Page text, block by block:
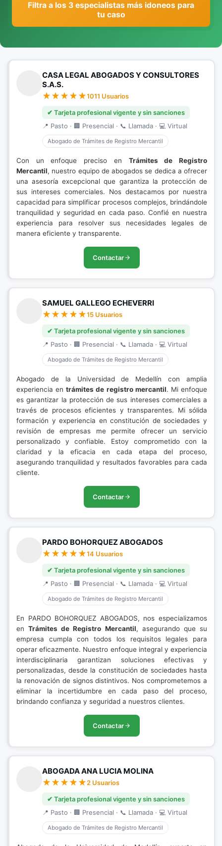
Filtra a los 3 especialistas más idoneos para
tu caso
CASA LEGAL ABOGADOS Y CONSULTORES
S.A.S.
1011 Usuarios
✔ Tarjeta profesional vigente y sin sanciones
📍 Pasto · 🏢 Presencial · 📞 Llamada · 💻 Virtual
Abogado de Trámites de Registro Mercantil
Con un enfoque preciso en Trámites de Registro
Mercantil, nuestro equipo de abogados se dedica a ofrecer
una asesoría excepcional que garantiza la protección de
sus intereses comerciales. Nos destacamos por nuestra
capacidad para simplificar procesos complejos, brindándole
tranquilidad y seguridad en cada paso. Confié en nuestra
experiencia para resolver sus necesidades legales de
manera eficiente y transparente.
Contactar
SAMUEL GALLEGO ECHEVERRI
15 Usuarios
✔ Tarjeta profesional vigente y sin sanciones
📍 Pasto · 🏢 Presencial · 📞 Llamada · 💻 Virtual
Abogado de Trámites de Registro Mercantil
Abogado de la Universidad de Medellín con amplia
experiencia entrámites de registro mercantil. Mi enfoque
es garantizar la protección de sus intereses comerciales a
través de procesos eficientes y transparentes. Mi sólida
formación y experiencia en constitución de sociedades y
revisión de empresas me permite ofrecer un servicio
personalizado y confiable. Estoy comprometido con la
claridad y la eficacia en cada etapa del proceso,
asegurando tranquilidad y resultados favorables para cada
cliente.
Contactar
PARDO BOHORQUEZ ABOGADOS
14 Usuarios
✔ Tarjeta profesional vigente y sin sanciones
📍 Pasto · 🏢 Presencial · 📞 Llamada · 💻 Virtual
Abogado de Trámites de Registro Mercantil
En PARDO BOHORQUEZ ABOGADOS, nos especializamos
enTrámites de Registro Mercantil, asegurando que su
empresa cumpla con todos los requisitos legales para
operar eficazmente. Nuestro enfoque integral y experiencia
interdisciplinaria garantizan soluciones efectivas y
personalizadas, desde la constitución de sociedades hasta
la renovación de signos distintivos. Nos comprometemos a
eliminar la incertidumbre en cada paso del proceso,
brindando confianza y seguridad a nuestros clientes.
Contactar
ABOGADA ANA LUCIA MOLINA
2 Usuarios
✔ Tarjeta profesional vigente y sin sanciones
📍 Pasto · 🏢 Presencial · 📞 Llamada · 💻 Virtual
Abogado de Trámites de Registro Mercantil